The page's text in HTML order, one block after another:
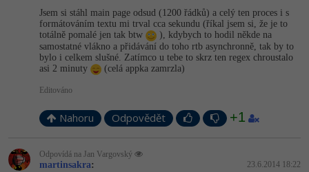
Jsem si stáhl main page odsud (1200 řádků) a celý ten proces i s
formátováním textu mi trval cca sekundu (říkal jsem si, že je to
totálně pomalé jen tak btw
), kdybych to hodil někde na
samostatné vlákno a přidávání do toho rtb asynchronně, tak by to
bylo i celkem slušné. Zatímco u tebe to skrz ten regex chroustalo
asi 2 minuty
(celá appka zamrzla)
Editováno
Nahoru Odpovědět +1
Odpovídá na Jan Vargovský
martinsakra: 23.6.2014 18:22